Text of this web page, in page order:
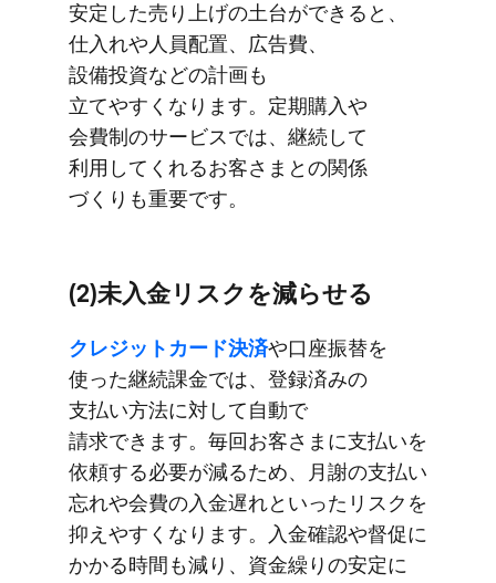
安定した​売り上げの​土台が​できると、​
仕入れや​人員配置、​広告費、​
設備投資などの​計画も​
立てやすくなります。​定期購入や​
会費制の​サービスでは、​継続して​
利用してくれる​お客さまとの​関係​
づくりも​重要です。
(2)未入金リスクを​減らせる
クレジットカード決済や​口座振替を​
使った​継続課金では、​登録済みの​
支払い方​法に​対して​自動で​
請求できます。​毎回​お客さまに​支払いを​
依頼する​必要が​減る​ため、​月謝の​支払い​
忘れや​会費の​入金遅れと​いった​リスクを​
抑えやすくなります。​入金確認や​督促に​
かかる​時間も​減り、​資金繰りの​安定に​